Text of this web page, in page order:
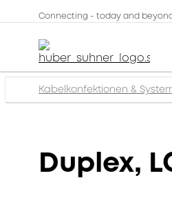
Connecting - today and
Kabelkonfektionen &
Duplex,